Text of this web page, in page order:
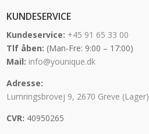
KUNDESERVICE
Kundeservice: +45 91 65 33 00
Tlf åben: (Man-Fre: 9:00 – 17:00)
Mail: info@younique.dk
Adresse:
Lumringsbrovej 9, 2670 Greve (Lager)
CVR: 40950265